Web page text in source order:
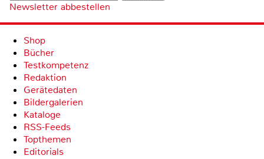
Newsletter abbestellen
Shop
Bücher
Testkompetenz
Redaktion
Gerätedaten
Bildergalerien
Kataloge
RSS-Feeds
Topthemen
Editorials